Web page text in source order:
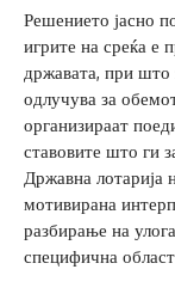
Решението јасно
игрите на среќа е
државата, при што
одлучува за
организираат
ставовите што ги
Државна лотарија
мотивирана
разбирање на
специфична